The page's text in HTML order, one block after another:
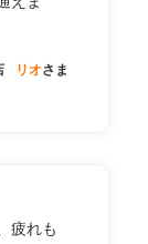
リオさま
疲れも